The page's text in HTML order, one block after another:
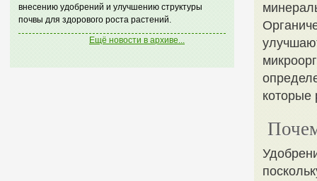
внесению удобрений и улучшению структуры
почвы для здорового роста растений.
Ещё новости в архиве...
которые